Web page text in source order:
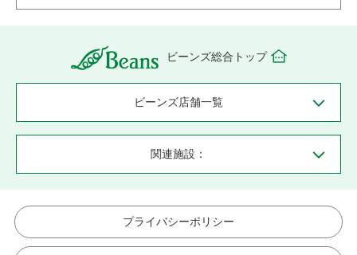
ビーンズ総合トップ
ビーンズ店舗一覧
関連施設：
プライバシーポリシー